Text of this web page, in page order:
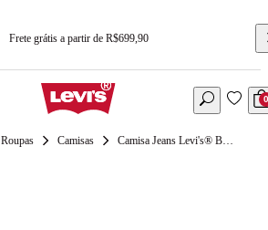
Frete grátis a partir de R$699,90
0
Roupas Camisas Camisa Jeans Levi's® Barstow Western Manga Longa Azul